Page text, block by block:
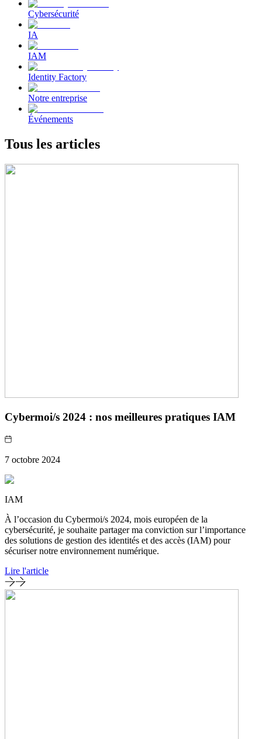
Cybersécurité
IA
IAM
Identity Factory
Notre entreprise
Événements
Tous les articles
Cybermoi/s 2024 : nos meilleures pratiques IAM
7 octobre 2024
IAM
À l’occasion du Cybermoi/s 2024, mois européen de la
cybersécurité, je souhaite partager ma conviction sur l’importance
des solutions de gestion des identités et des accès (IAM) pour
sécuriser notre environnement numérique.
Lire l'article